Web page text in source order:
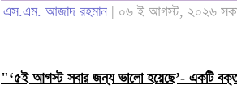
এস.এম. আজাদ রহমান | ০৬ ই আগস্ট, ২০২৬
"‘৫ই আগস্ট সবার জন্য ভালো হয়েছে’- একটি